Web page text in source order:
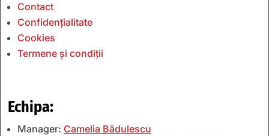
Contact
Confidențialitate
Cookies
Termene și condiții
Echipa:
Manager: Camelia Bădulescu